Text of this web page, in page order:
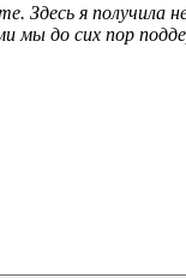
я получила
мы до сих пор